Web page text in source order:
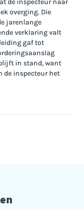
de inspecteur naar
overging. Die
jarenlange
verklaring valt
gaf tot
in stand, want
de inspecteur het